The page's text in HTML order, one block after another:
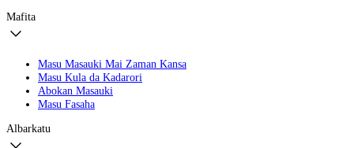
Mafita
Masu Masauki Mai Zaman Kansa
Masu Kula da Kadarori
Abokan Masauki
Masu Fasaha
Albarkatu